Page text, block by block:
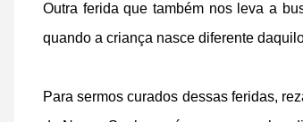
Outra ferida que também nos leva a
quando a criança nasce diferente
Para sermos curados dessas feridas,